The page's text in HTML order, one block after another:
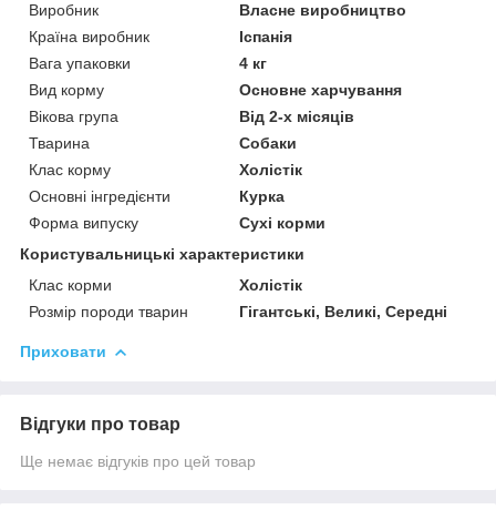
Виробник
Власне виробництво
Країна виробник
Іспанія
Вага упаковки
4 кг
Вид корму
Основне харчування
Вікова група
Від 2-х місяців
Тварина
Собаки
Клас корму
Холістік
Основні інгредієнти
Курка
Форма випуску
Сухі корми
Користувальницькі характеристики
Клас корми
Холістік
Розмір породи тварин
Гігантські, Великі, Середні
Приховати
Відгуки про товар
Ще немає відгуків про цей товар